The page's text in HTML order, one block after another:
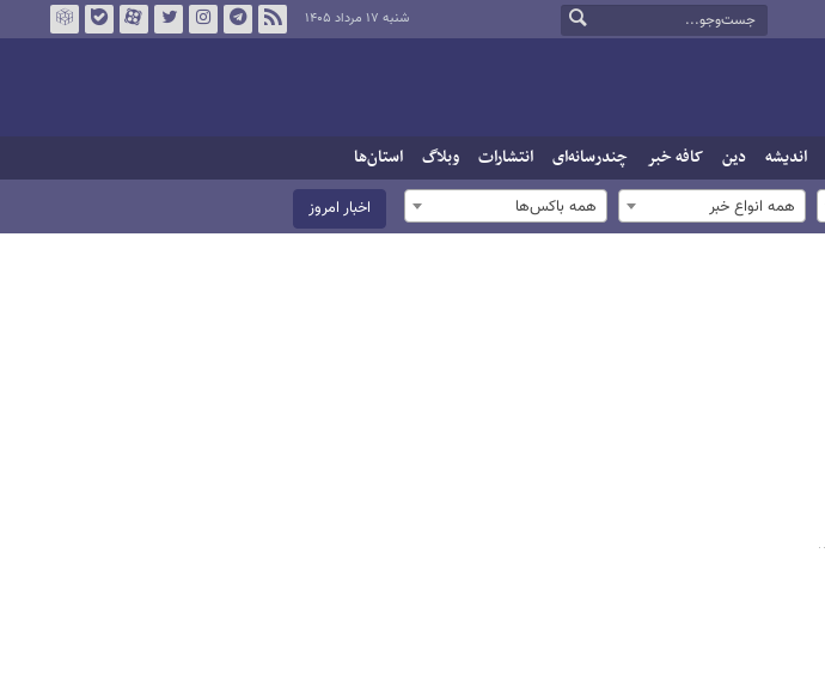
شنبه ۱۷ مرداد ۱۴۰۵
اندیشه دین کافه خبر چندرسانه‌ای انتشارات وبلاگ استان‌ها
همه انواع خبر همه باکس‌ها اخبار امروز